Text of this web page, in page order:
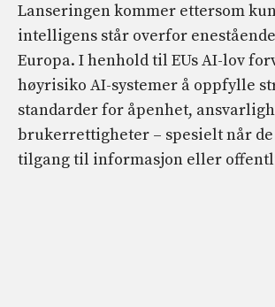
Lanseringen kommer ettersom
intelligens står overfor
Europa. I henhold til EUs AI-lov
høyrisiko AI-systemer å oppfylle
standarder for åpenhet,
brukerrettigheter – spesielt når
tilgang til informasjon eller